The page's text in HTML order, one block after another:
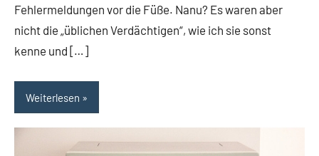
Fehlermeldungen vor die Füße. Nanu? Es waren aber
nicht die „üblichen Verdächtigen“, wie ich sie sonst
kenne und […]
Weiterlesen